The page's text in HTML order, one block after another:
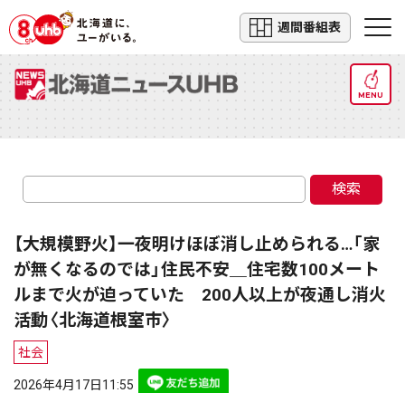
週間番組表
MENU
検索
【大規模野火】一夜明けほぼ消し止められる…「家
が無くなるのでは」住民不安＿住宅数100メート
ルまで火が迫っていた 200人以上が夜通し消火
活動〈北海道根室市〉
社会
2026年4月17日11:55